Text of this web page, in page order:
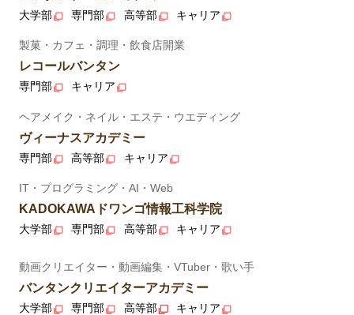
大学部 専門部 高等部 キャリア
製菓・カフェ・調理・飲食店開業
レコールバンタン
専門部 キャリア
ヘアメイク・ネイル・エステ・ウエディング
ヴィーナスアカデミー
専門部 高等部 キャリア
IT・プログラミング・AI・Web
KADOKAWAドワンゴ情報工科学院
大学部 専門部 高等部 キャリア
動画クリエイター・動画編集・VTuber・歌い手
バンタンクリエイターアカデミー
大学部 専門部 高等部 キャリア